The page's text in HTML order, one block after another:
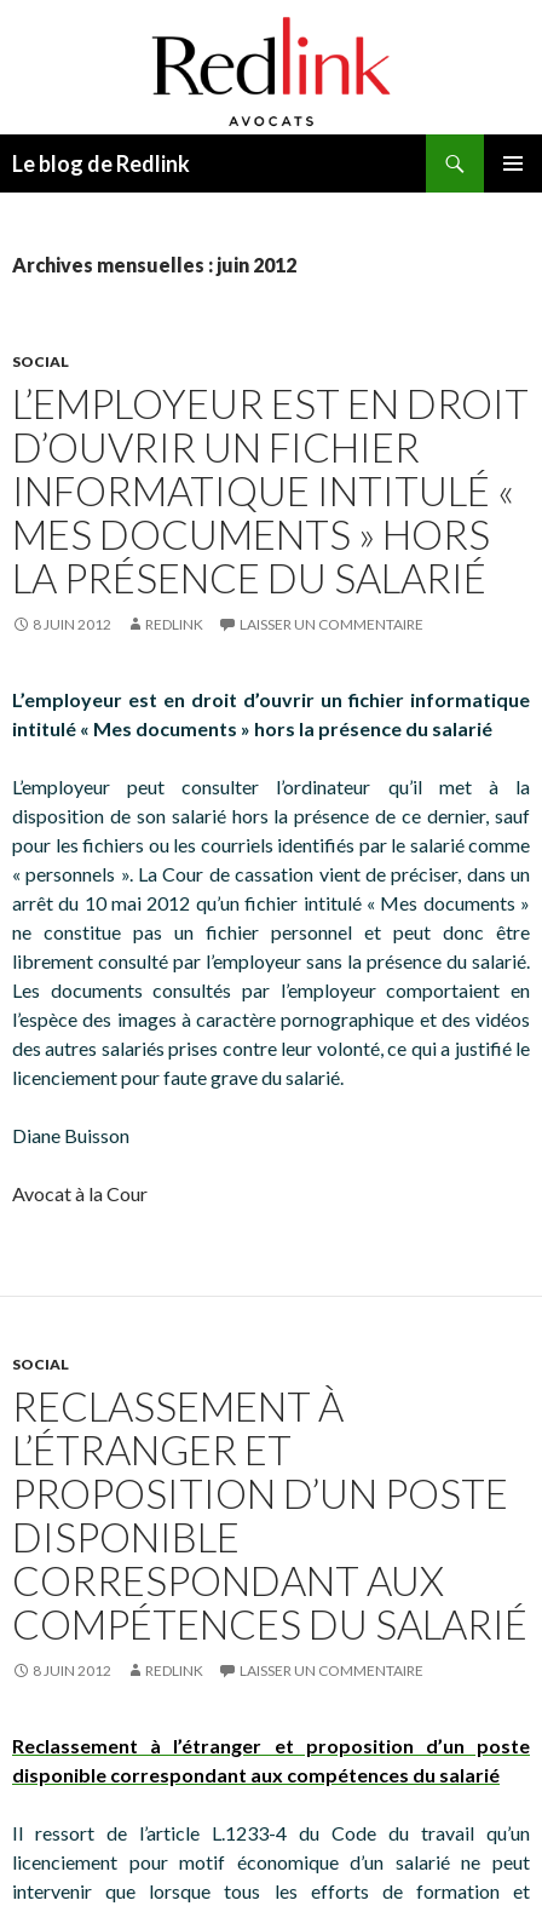
Le blog de Redlink
Archives mensuelles : juin 2012
SOCIAL
L’EMPLOYEUR EST EN DROIT
D’OUVRIR UN FICHIER
INFORMATIQUE INTITULÉ «
MES DOCUMENTS » HORS
LA PRÉSENCE DU SALARIÉ
8 JUIN 2012 REDLINK LAISSER UN COMMENTAIRE
L’employeur est en droit d’ouvrir un fichier informatique
intitulé « Mes documents » hors la présence du salarié
L’employeur peut consulter l’ordinateur qu’il met à la
disposition de son salarié hors la présence de ce dernier, sauf
pour les fichiers ou les courriels identifiés par le salarié comme
« personnels ». La Cour de cassation vient de préciser, dans un
arrêt du 10 mai 2012 qu’un fichier intitulé « Mes documents »
ne constitue pas un fichier personnel et peut donc être
librement consulté par l’employeur sans la présence du salarié.
Les documents consultés par l’employeur comportaient en
l’espèce des images à caractère pornographique et des vidéos
des autres salariés prises contre leur volonté, ce qui a justifié le
licenciement pour faute grave du salarié.
Diane Buisson
Avocat à la Cour
SOCIAL
RECLASSEMENT À
L’ÉTRANGER ET
PROPOSITION D’UN POSTE
DISPONIBLE
CORRESPONDANT AUX
COMPÉTENCES DU SALARIÉ
8 JUIN 2012 REDLINK LAISSER UN COMMENTAIRE
Reclassement à l’étranger et proposition d’un poste
disponible correspondant aux compétences du salarié
Il ressort de l’article L.1233-4 du Code du travail qu’un
licenciement pour motif économique d’un salarié ne peut
intervenir que lorsque tous les efforts de formation et